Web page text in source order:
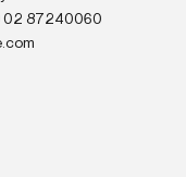
02 87240060